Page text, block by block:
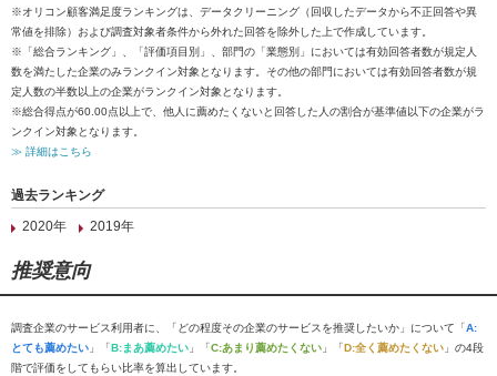
※オリコン顧客満足度ランキングは、データクリーニング（回収したデータから不正回答や異
常値を排除）および調査対象者条件から外れた回答を除外した上で作成しています。
※「総合ランキング」、「評価項目別」、部門の「業態別」においては有効回答者数が規定人
数を満たした企業のみランクイン対象となります。その他の部門においては有効回答者数が規
定人数の半数以上の企業がランクイン対象となります。
※総合得点が60.00点以上で、他人に薦めたくないと回答した人の割合が基準値以下の企業がラ
ンクイン対象となります。
≫ 詳細はこちら
過去ランキング
2020年
2019年
推奨意向
調査企業のサービス利用者に、「どの程度その企業のサービスを推奨したいか」について「A:
とても薦めたい 」「B:まあ薦めたい 」「C:あまり薦めたくない 」「D:全く薦めたくない 」の4段
階で評価をしてもらい比率を算出しています。